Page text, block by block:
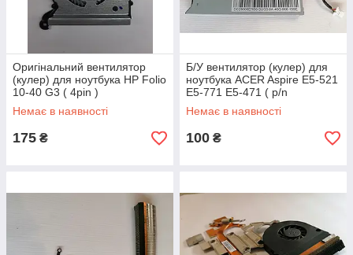
Оригінальний вентилятор
(кулер) для ноутбука HP Folio
10-40 G3 ( 4pin )
Немає в наявності
175 ₴
Б/У вентилятор (кулер) для
ноутбука ACER Aspire E5-521
E5-771 E5-471 ( p/n
EF75070S1 )
Немає в наявності
100 ₴